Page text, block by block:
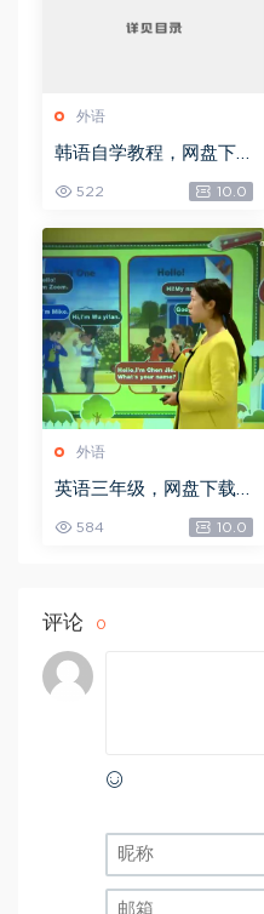
外语
韩语自学教程，网盘下
522 10.0
外语
英语三年级，网盘下载
584 10.0
评论 0